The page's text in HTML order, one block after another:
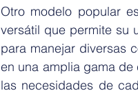
Otro modelo popular
versátil que permite su
para manejar diversas
en una amplia gama
las necesidades de